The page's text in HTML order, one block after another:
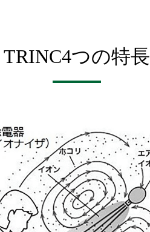
TRINC4つの特長